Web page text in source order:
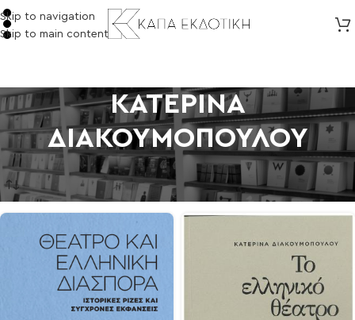
Skip to navigation
Skip to main content
ΚΑΤΕΡΙΝΑ
ΔΙΑΚΟΥΜΟΠΟΥΛΟΥ
Αρχική σελίδα / Προϊόντα με ετικέτα “ΚΑΤΕΡΙΝΑ ΔΙΑΚΟΥΜΟΠΟΥΛΟΥ”